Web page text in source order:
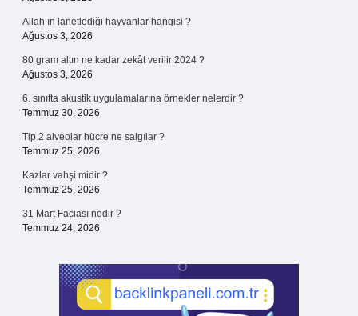
Allah’ın lanetlediği hayvanlar hangisi ?
Ağustos 3, 2026
80 gram altın ne kadar zekât verilir 2024 ?
Ağustos 3, 2026
6. sınıfta akustik uygulamalarına örnekler nelerdir ?
Temmuz 30, 2026
Tip 2 alveolar hücre ne salgılar ?
Temmuz 25, 2026
Kazlar vahşi midir ?
Temmuz 25, 2026
31 Mart Faciası nedir ?
Temmuz 24, 2026